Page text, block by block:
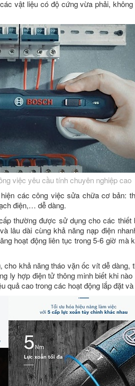
vật liệu có độ cứng vừa phải,
việc yêu cầu tính chuyên nghiệp cao
các công việc sửa chữa cơ bản:
điện,… dễ dàng.
thường được sử dụng cho các thiết
lâu dài cùng khả năng nạp điện
hoạt động liên tục trong 5-6 giờ mà
khả năng tháo vặn ốc vít dễ dàng,
ly hợp điện tử thông minh biết khi
quả cao trong các hoạt động lắp đặt